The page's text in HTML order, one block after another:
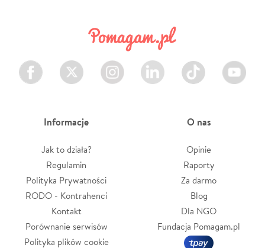
Facebook Twitter Instagram LinkedIn TikTok Youtube
Informacje
Jak to działa?
Regulamin
Polityka Prywatności
RODO - Kontrahenci
Kontakt
Porównanie serwisów
Polityka plików cookie
O nas
Opinie
Raporty
Za darmo
Blog
Dla NGO
Fundacja Pomagam.pl